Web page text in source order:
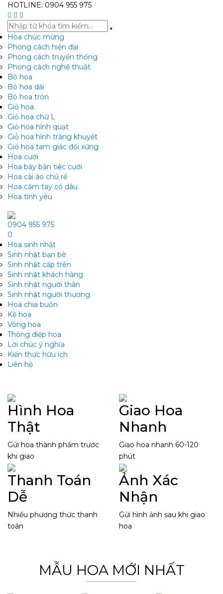
HOTLINE: 0904 955 975
Hoa chúc mừng
Phong cách hiện đại
Phong cách truyền thống
Phong cách nghệ thuật
Bó hoa
Bó hoa dài
Bó hoa tròn
Giỏ hoa
Giỏ hoa chữ L
Giỏ hoa hình quạt
Giỏ̉ hoa hình trăng khuyết
Giỏ hoa tam giác đối xứng
Hoa cưới
Hoa bày bàn tiệc cưới
Hoa cài áo chú rể
Hoa cầm tay cô dâu
Hoa tình yêu
0904 955 975
0
Hoa sinh nhật
Sinh nhật bạn bè
Sinh nhật cấp trên
Sinh nhật khách hàng
Sinh nhật người thân
Sinh nhật người thương
Hoa chia buồn
Kệ hoa
Vòng hoa
Thông điệp hoa
Lời chúc ý nghĩa
Kiến thức hữu ích
Liên hệ
Hình Hoa
Thật
Gửi hoa thành phẩm trước
khi giao
Giao Hoa
Nhanh
Giao hoa nhanh 60-120
phút
Thanh Toán
Dễ
Nhiều phương thức thanh
toán
Ảnh Xác
Nhận
Gửi hình ảnh sau khi giao
hoa
MẪU HOA MỚI NHẤT